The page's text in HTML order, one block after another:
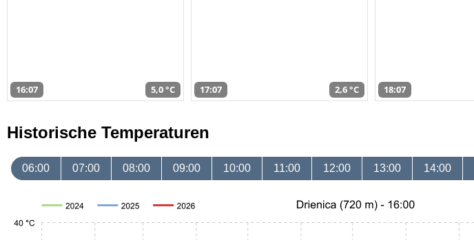
16:07 5,0 °C 17:07 2,6 °C 18:07
Historische Temperaturen
06:00 07:00 08:00 09:00 10:00 11:00 12:00 13:00 14:00